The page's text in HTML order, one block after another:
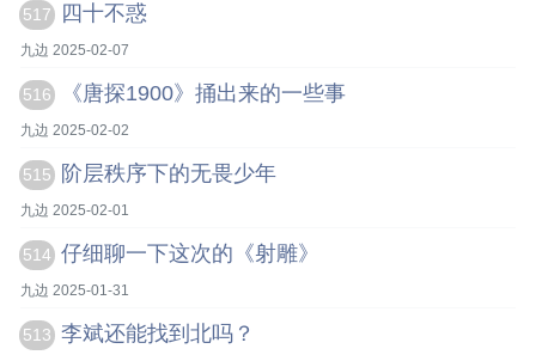
517 四十不惑
九边 2025-02-07
516 《唐探1900》捅出来的一些事
九边 2025-02-02
515 阶层秩序下的无畏少年
九边 2025-02-01
514 仔细聊一下这次的《射雕》
九边 2025-01-31
513 李斌还能找到北吗？